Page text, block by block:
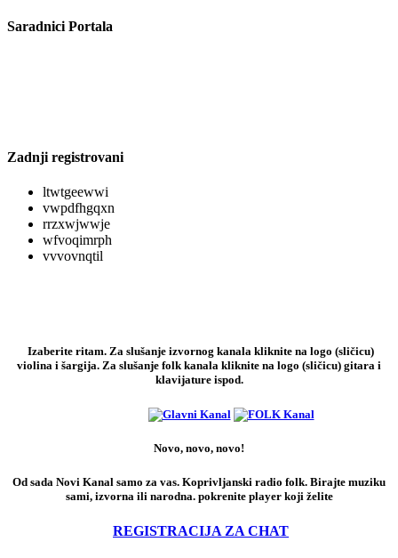
Saradnici Portala
Zadnji registrovani
ltwtgeewwi
vwpdfhgqxn
rrzxwjwwje
wfvoqimrph
vvvovnqtil
Izaberite ritam. Za slušanje izvornog kanala kliknite na logo (sličicu)
violina i šargija. Za slušanje folk kanala kliknite na logo (sličicu) gitara i
klavijature ispod.
Novo, novo, novo!
Od sada Novi Kanal samo za vas. Koprivljanski radio folk. Birajte muziku
sami, izvorna ili narodna. pokrenite player koji želite
REGISTRACIJA ZA CHAT